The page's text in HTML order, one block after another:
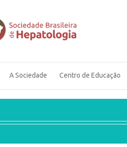
A Sociedade Centro de Educação